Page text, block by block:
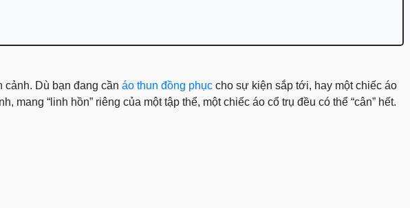
cảnh. Dù bạn đang cần áo thun đồng phục cho sự kiện sắp tới, hay một chiếc áo
“linh hồn” riêng của một tập thể, một chiếc áo cổ trụ đều có thể “cân” hết.